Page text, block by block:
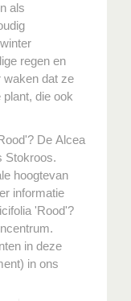
als
regen en
waken dat ze
die ook
De Alcea
Stokroos.
hoogtevan
informatie
'Rood'?
in deze
in ons